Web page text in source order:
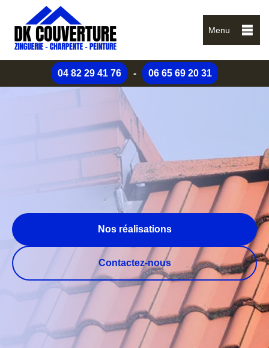
Menu
04 82 29 41 76 - 06 65 69 20 31
Nos réalisations
Contactez-nous